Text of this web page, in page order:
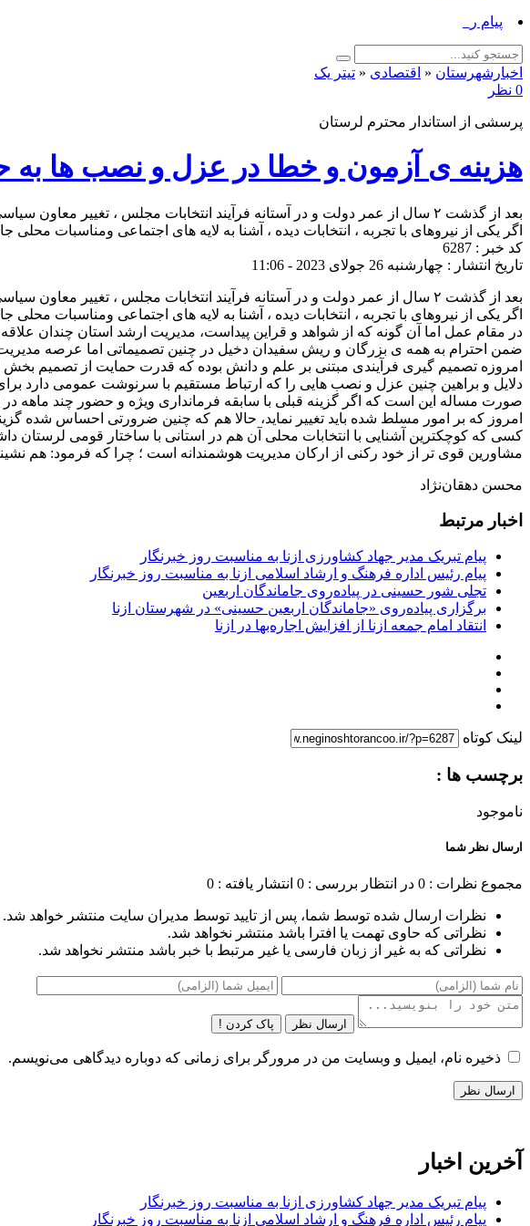
پیام رئیس اداره فرهنگ_
اخبارشهرستان « اقتصادی « تیتر یک
0 نظر
پرسشی از استاندار محترم لرستان
هزینه ی آزمون و خطا در عزل و نصب ها
بعد از گذشت ۲ سال از عمر دولت و در آستانه فرآیند انتخابات مجلس ،
اگر یکی از نیروهای با تجربه ، انتخابات دیده ، آشنا به لایه های اجتماعی و‌مناسبات
کد خبر : 6287
تاریخ انتشار : چهارشنبه 26 جولای 2023 - 11:06
بعد از گذشت ۲ سال از عمر دولت و در آستانه فرآیند انتخابات مجلس ،
اگر یکی از نیروهای با تجربه ، انتخابات دیده ، آشنا به لایه های اجتماعی و‌مناسبات
در مقام عمل اما آن گونه که از شواهد و قراین‌ پیداست، مدیریت ارشد استان چندان
ضمن‌ احترا‌م به همه ی بزرگان و ریش سفیدان دخیل در چنین‌ تصمیماتی اما عرصه
امروزه تصمیم گیری فرآیندی مبتنی بر علم و دانش بوده که قدرت حمایت از تصمیم
دلایل و براهین چنین عزل و نصب هایی را که ارتباط مستقیم با سرنوشت عمومی دارد
صورت مساله این است که اگر گزینه قبلی با سابقه فرمانداری ویژه و حضور چند ماهه
امروز که بر امور مسلط شده باید تغییر نماید، حالا هم که چنین ضرورتی احساس شده
کسی که کوچکترین آشنایی با انتخابات محلی آن هم در استانی با ساختار قومی لرستان
مشاورین قوی تر از خود رکنی از ارکان مدیریت هوشمندانه است ؛ چرا که فرمود: هم
محسن دهقان‌نژاد
اخبار مرتبط
پیام تبریک مدیر جهاد کشاورزی ازنا به مناسبت روز خبرنگار
پیام رئیس اداره فرهنگ و ارشاد اسلامی ازنا به مناسبت روز خبرنگار
تجلی شور حسینی در پیاده‌روی جاماندگان اربعین
برگزاری پیاده‌روی «جاماندگان اربعین حسینی» در شهرستان ازنا
انتقاد امام جمعه ازنا از افزایش اجاره‌بها در ازنا
لینک کوتاه
برچسب ها :
ناموجود
ارسال نظر شما
مجموع نظرات : 0 در انتظار بررسی : 0 انتشار یافته : 0
نظرات ارسال شده توسط شما، پس از تایید توسط مدیران سایت منتشر خواهد شد.
نظراتی که حاوی تهمت یا افترا باشد منتشر نخواهد شد.
نظراتی که به غیر از زبان فارسی یا غیر مرتبط با خبر باشد منتشر نخواهد شد.
ارسال نظر پاک کردن !
ذخیره نام، ایمیل و وبسایت من در مرورگر برای زمانی که دوباره دیدگاهی می‌نویسم.
آخرین اخبار
پیام تبریک مدیر جهاد کشاورزی ازنا به مناسبت روز خبرنگار
پیام رئیس اداره فرهنگ و ارشاد اسلامی ازنا به مناسبت روز خبرنگار